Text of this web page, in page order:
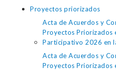
Proyectos priorizados
Acta de Acuerdos y
Proyectos Priorizados
Participativo 2026 en
Acta de Acuerdos y
Proyectos Priorizados